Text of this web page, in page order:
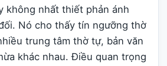
không nhất thiết phản ánh
Nó cho thấy tín ngưỡng thờ
trung tâm thờ tự, bản văn
khác nhau. Điều quan trọng